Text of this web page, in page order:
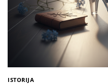
ISTORIJA